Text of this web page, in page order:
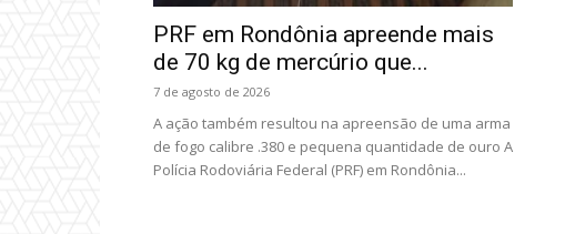
PRF em Rondônia apreende mais
de 70 kg de mercúrio que...
7 de agosto de 2026
A ação também resultou na apreensão de uma arma
de fogo calibre .380 e pequena quantidade de ouro A
Polícia Rodoviária Federal (PRF) em Rondônia...